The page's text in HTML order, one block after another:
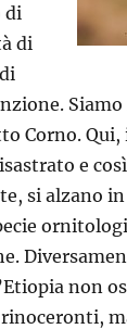
di
di
Corno. Qui,
e
si alzano
non